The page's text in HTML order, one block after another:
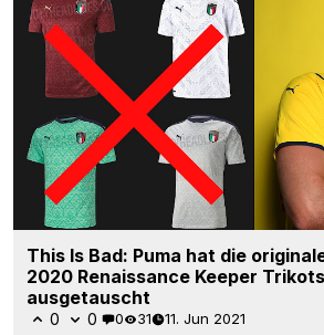
This Is Bad: Puma hat die
2020 Renaissance Keeper
ausgetauscht
0 0 0 31 11. Jun 2021